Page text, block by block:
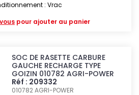
: Vrac
pour ajouter au panier
SOC DE RASETTE CARBURE
GAUCHE RECHARGE TYPE
GOIZIN 010782 AGRI-POWER
Réf : 209332
010782AGRI-POWER